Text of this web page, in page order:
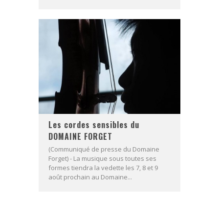
Les cordes sensibles du
DOMAINE FORGET
(Communiqué de presse du Domaine
Forget) - La musique sous toutes ses
formes tiendra la vedette les 7, 8 et 9
août prochain au Domaine...